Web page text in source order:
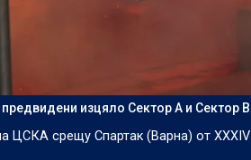
изцяло Сектор А и Сектор В
ЦСКА срещу Спартак (Варна) от XXXIV